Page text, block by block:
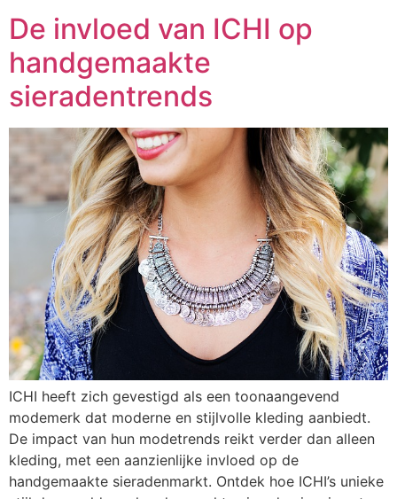
De invloed van ICHI op
handgemaakte
sieradentrends
ICHI heeft zich gevestigd als een toonaangevend
modemerk dat moderne en stijlvolle kleding aanbiedt.
De impact van hun modetrends reikt verder dan alleen
kleding, met een aanzienlijke invloed op de
handgemaakte sieradenmarkt. Ontdek hoe ICHI’s unieke